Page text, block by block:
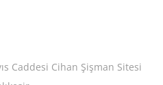
Caddesi Cihan Şişman Sitesi